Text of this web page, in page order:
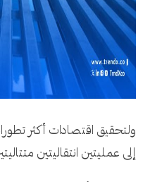
ولتحقيق اقتصادات أكثر
إلى عمليتين انتقاليتين